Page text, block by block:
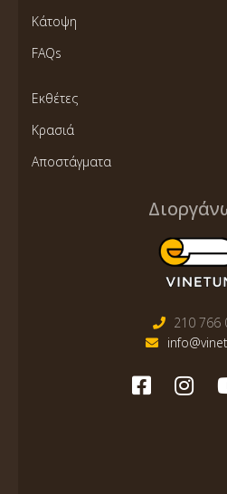
Κάτοψη
FAQs
Εκθέτες
Κρασιά
Αποστάγματα
210 766